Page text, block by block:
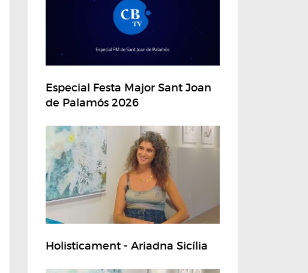
Especial Festa Major Sant Joan
de Palamós 2026
Holisticament - Ariadna Sicília